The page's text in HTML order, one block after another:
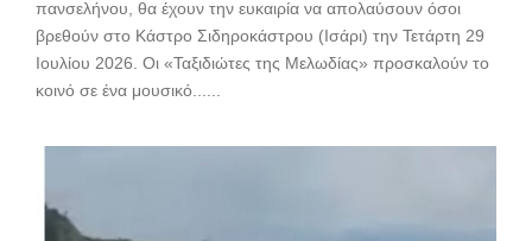
πανσελήνου, θα έχουν την ευκαιρία να απολαύσουν όσοι
βρεθούν στο Κάστρο Σιδηροκάστρου (Ισάρι) την Τετάρτη 29
Ιουλίου 2026. Οι «Ταξιδιώτες της Μελωδίας» προσκαλούν το
κοινό σε ένα μουσικό......